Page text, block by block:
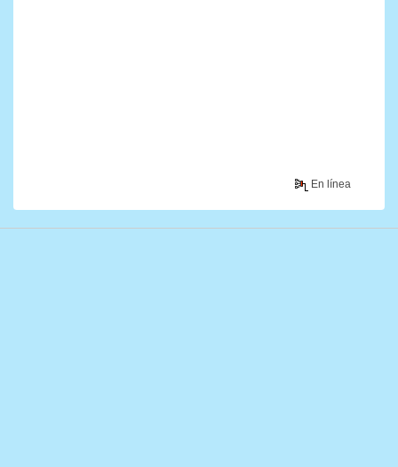
En línea